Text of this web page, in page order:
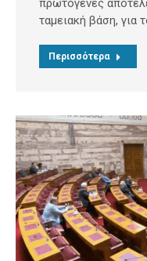
πρωτογενές
ταμειακή βάση, για
Περισσότερα